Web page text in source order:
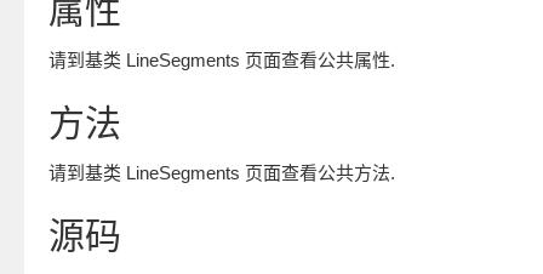
属性
请到基类 LineSegments 页面查看公共属性.
方法
请到基类 LineSegments 页面查看公共方法.
源码